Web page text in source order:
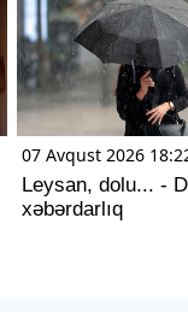
07 Avqust 2026
Leysan, dolu... -
xəbərdarlıq